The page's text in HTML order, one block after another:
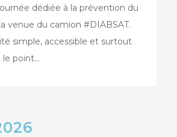
dédiée à la prévention du
venue du camion #DIABSAT.
simple, accessible et surtout
le point…